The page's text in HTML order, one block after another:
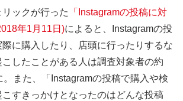
ックが行った
「Instagramの投稿に対
年1月11日)によると、Instagramの投
に購入したり、店頭に行ったりするな
したことがある人は調査対象者の約
また、「Instagramの投稿で購入や検
すきっかけとなったのはどんな投稿